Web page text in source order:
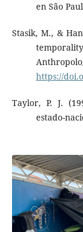
en São
Stasik, M., &
https://
Taylor, P. J.
estado-